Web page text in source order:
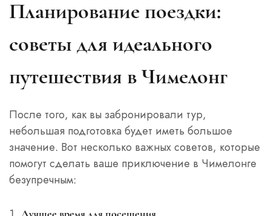
Планирование поездки:
советы для идеального
путешествия в Чимелонг
После того, как вы забронировали тур,
небольшая подготовка будет иметь большое
значение. Вот несколько важных советов, которые
помогут сделать ваше приключение в Чимелонге
безупречным: